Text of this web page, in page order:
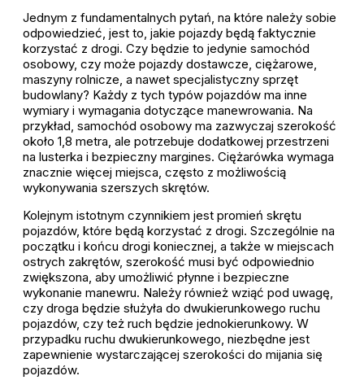
Jednym z fundamentalnych pytań, na które należy sobie
odpowiedzieć, jest to, jakie pojazdy będą faktycznie
korzystać z drogi. Czy będzie to jedynie samochód
osobowy, czy może pojazdy dostawcze, ciężarowe,
maszyny rolnicze, a nawet specjalistyczny sprzęt
budowlany? Każdy z tych typów pojazdów ma inne
wymiary i wymagania dotyczące manewrowania. Na
przykład, samochód osobowy ma zazwyczaj szerokość
około 1,8 metra, ale potrzebuje dodatkowej przestrzeni
na lusterka i bezpieczny margines. Ciężarówka wymaga
znacznie więcej miejsca, często z możliwością
wykonywania szerszych skrętów.
Kolejnym istotnym czynnikiem jest promień skrętu
pojazdów, które będą korzystać z drogi. Szczególnie na
początku i końcu drogi koniecznej, a także w miejscach
ostrych zakrętów, szerokość musi być odpowiednio
zwiększona, aby umożliwić płynne i bezpieczne
wykonanie manewru. Należy również wziąć pod uwagę,
czy droga będzie służyła do dwukierunkowego ruchu
pojazdów, czy też ruch będzie jednokierunkowy. W
przypadku ruchu dwukierunkowego, niezbędne jest
zapewnienie wystarczającej szerokości do mijania się
pojazdów.